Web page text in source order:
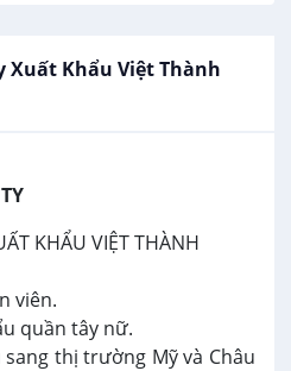
Xuất Khẩu Việt Thành
KHẨU VIỆT THÀNH
viên.
quần tây nữ.
sang thị trường Mỹ và Châu